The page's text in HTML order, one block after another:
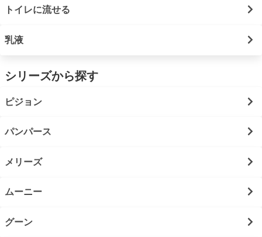
トイレに流せる
乳液
シリーズから探す
ピジョン
パンパース
メリーズ
ムーニー
グーン